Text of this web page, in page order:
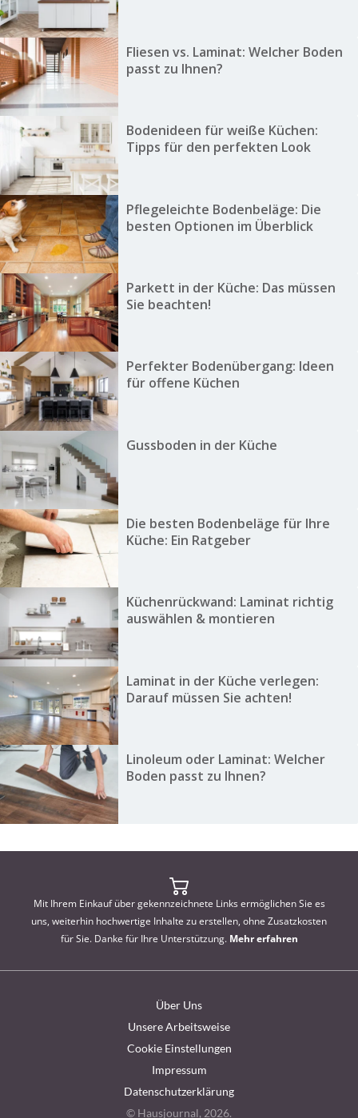
Fliesen vs. Laminat: Welcher Boden
passt zu Ihnen?
Bodenideen für weiße Küchen:
Tipps für den perfekten Look
Pflegeleichte Bodenbeläge: Die
besten Optionen im Überblick
Parkett in der Küche: Das müssen
Sie beachten!
Perfekter Bodenübergang: Ideen
für offene Küchen
Gussboden in der Küche
Die besten Bodenbeläge für Ihre
Küche: Ein Ratgeber
Küchenrückwand: Laminat richtig
auswählen & montieren
Laminat in der Küche verlegen:
Darauf müssen Sie achten!
Linoleum oder Laminat: Welcher
Boden passt zu Ihnen?
Mit Ihrem Einkauf über gekennzeichnete Links ermöglichen Sie es
uns, weiterhin hochwertige Inhalte zu erstellen, ohne Zusatzkosten
für Sie. Danke für Ihre Unterstützung. Mehr erfahren
Über Uns
Unsere Arbeitsweise
Cookie Einstellungen
Impressum
Datenschutzerklärung
© Hausjournal, 2026.